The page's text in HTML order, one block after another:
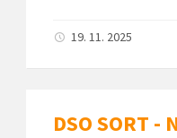
19. 11. 2025
DSO SORT